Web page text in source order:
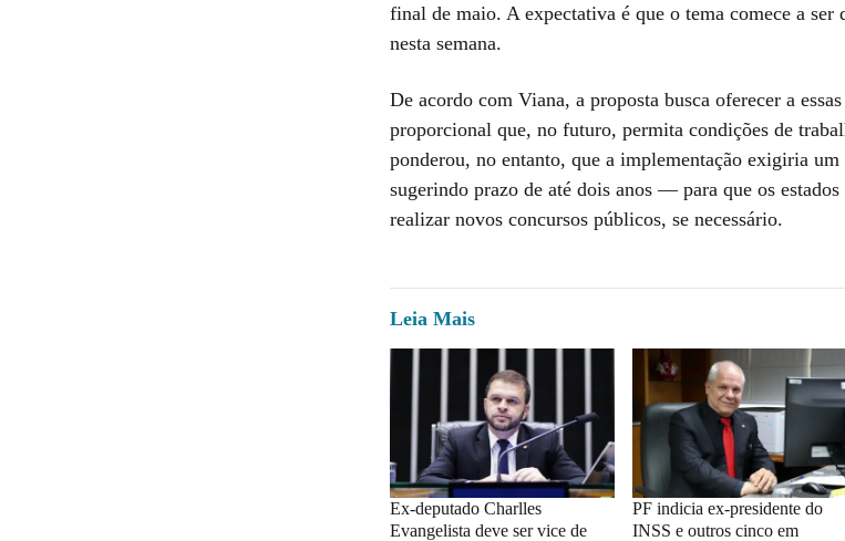
final de maio. A expectativa é que o tema comece a ser
nesta semana.
De acordo com Viana, a proposta busca oferecer a
proporcional que, no futuro, permita condições de
ponderou, no entanto, que a implementação exigiria
sugerindo prazo de até dois anos — para que os
realizar novos concursos públicos, se necessário.
Leia Mais
Ex-deputado Charlles
Evangelista deve ser vice de
PF indicia ex-presidente do
INSS e outros cinco em